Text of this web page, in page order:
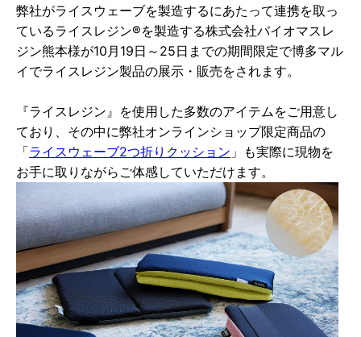
弊社がライスウェーブを製造するにあたって連携を取っ
ているライスレジン®を製造する株式会社バイオマスレ
ジン熊本様が10月19日～25日までの期間限定で博多マル
イでライスレジン製品の展示・販売をされます。
『ライスレジン』を使用した多数のアイテムをご用意し
ており、その中に弊社オンラインショップ限定商品の
「ライスウェーブ2つ折りクッション 」も実際に現物を
お手に取りながらご体感していただけます。